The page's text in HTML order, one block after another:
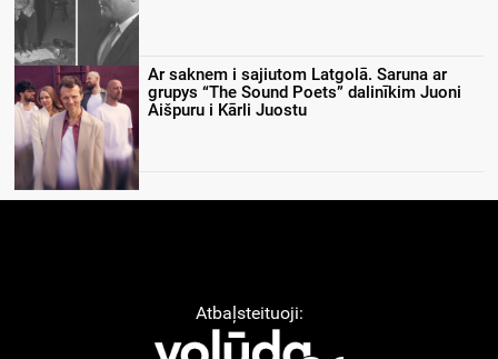
Ar saknem i sajiutom Latgolā. Saruna ar
grupys “The Sound Poets” dalinīkim Juoni
Aišpuru i Kārli Juostu
Atbaļsteituoji: